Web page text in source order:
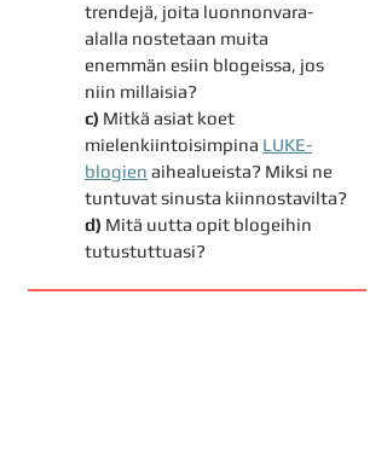
trendejä, joita luonnonvara-
alalla nostetaan muita
enemmän esiin blogeissa, jos
niin millaisia?
c) Mitkä asiat koet
mielenkiintoisimpina LUKE-
blogien aihealueista? Miksi ne
tuntuvat sinusta kiinnostavilta?
d) Mitä uutta opit blogeihin
tutustuttuasi?